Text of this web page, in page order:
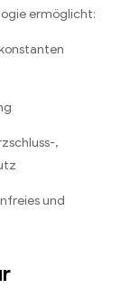
ermöglicht:
,
und